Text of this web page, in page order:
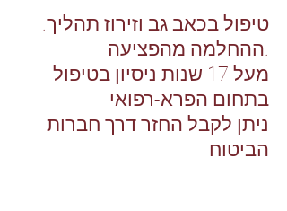
.טיפול בכאב גב וזירוז תהליך
ההחלמה מהפציעה.
בתחום הפרא-רפואי
ניתן לקבל החזר דרך חברות
הביטוח